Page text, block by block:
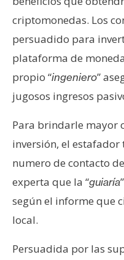
o
n
t
a
t
o
P
u
b
l
criptomonedas. Los
persuadido para
plataforma de
propio “ingeniero”
jugosos ingresos
Para brindarle mayor
inversión, el
numero de contacto
experta que la “guiaría
según el informe que
local.
Persuadida por las